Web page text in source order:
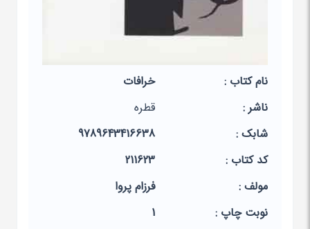
نام کتاب :
خرافات
ناشر :
قطره
شابک :
9789643416638
کد کتاب :
211623
مولف :
فرزام پروا
نوبت چاپ :
1